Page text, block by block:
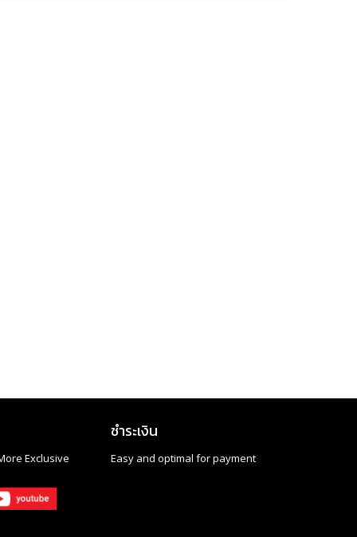
Exclusive
ชำระเงิน
Easy and optimal for payment